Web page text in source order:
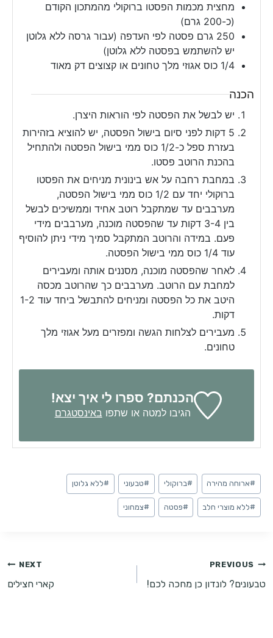
מחצית מכמות הפסטו ברוקולי מהמתכון הקודם
(כ-200 גרם)
250 גרם פסטה לפי העדפה (עבור גרסה ללא גלוטן
יש להשתמש בפסטה ללא גלוטן)
1/4 כוס אגוזי מלך טחונים או קצוצים דק מאוד
הכנה
יש לבשל את הפסטה לפי הוראות היצרן.
5 דקות לפני סיום בישול הפסטה, יש להוציא בזהירות
בעזרת ספל כ-1/2 כוס ממי בישול הפסטה ולהתחיל
בהכנת הרוטב פסטו.
במחבת רחבה על אש בינונית מניחים את הפסטו
ברוקולי יחד עם 1/2 כוס ממי בישול הפסטה,
מערבבים עד שמתקבל רוטב אחיד וממשיכים לבשל
בין 3-4 דקות עד שהפסטה מוכנה, מערבבים מידי
פעם. במידה והרוטב המתקבל סמיך מידי ניתן להוסיף
עוד 1/4 כוס ממי בישול הפסטה.
לאחר שהפסטה מוכנה, מסננים אותה ומעבירים
למחבת עם הרוטב. מערבבים כך שהרוטב מכסה
היטב את כל הפסטה ומניחים להתבשל ביחד עוד 1-2
דקות.
מעבירים לצלחות הגשה ומפזרים מעל אגוזי מלך
טחונים.
הכנתם? ספרו לי איך יצא!
הגיבו למטה או שתפו באינסטגרם
Post
Tags:
#ארוחה מהירה #ברוקולי #טבעוני #ללא גלוטן
#ללא מוצרי חלב #פסטה #צמחוני
ניווטPREVIOUS
טבעונים? לונדון כן מחכה לכם!
NEXT
קארי חצילים